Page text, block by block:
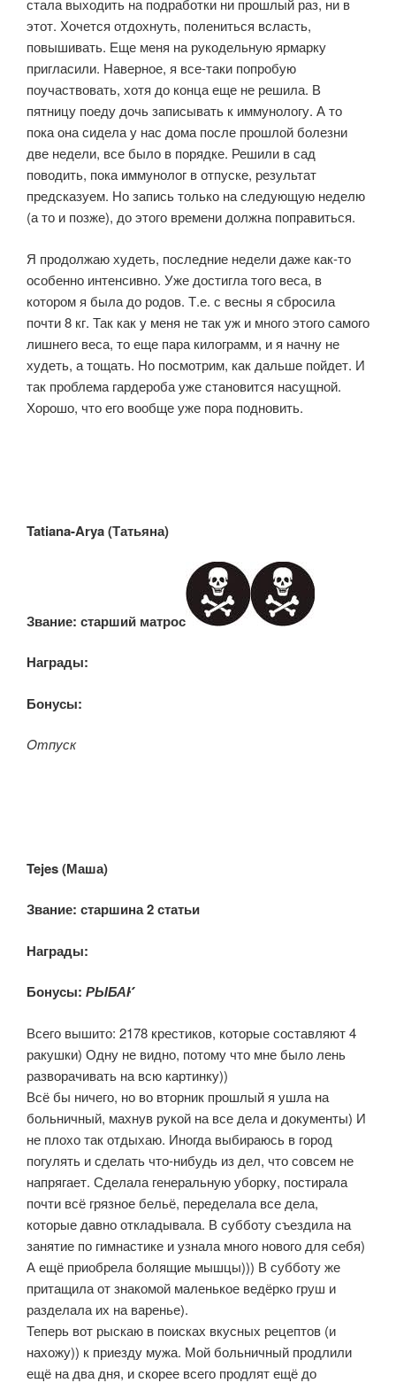
стала выходить на подработки ни прошлый раз, ни в
этот. Хочется отдохнуть, полениться всласть,
повышивать. Еще меня на рукодельную ярмарку
пригласили. Наверное, я все-таки попробую
поучаствовать, хотя до конца еще не решила. В
пятницу поеду дочь записывать к иммунологу. А то
пока она сидела у нас дома после прошлой болезни
две недели, все было в порядке. Решили в сад
поводить, пока иммунолог в отпуске, результат
предсказуем. Но запись только на следующую неделю
(а то и позже), до этого времени должна поправиться.
Я продолжаю худеть, последние недели даже как-то
особенно интенсивно. Уже достигла того веса, в
котором я была до родов. Т.е. с весны я сбросила
почти 8 кг. Так как у меня не так уж и много этого самого
лишнего веса, то еще пара килограмм, и я начну не
худеть, а тощать. Но посмотрим, как дальше пойдет. И
так проблема гардероба уже становится насущной.
Хорошо, что его вообще уже пора подновить.
Tatiana-Arya (Татьяна)
Звание: старший матрос
Награды:
Бонусы:
Oтпуск
Tejes (Маша)
Звание: старшина 2 статьи
Награды:
Бонусы: РЫБАК
Всего вышито: 2178 крестиков, которые составляют 4
ракушки) Одну не видно, потому что мне было лень
разворачивать на всю картинку))
Всё бы ничего, но во вторник прошлый я ушла на
больничный, махнув рукой на все дела и документы) И
не плохо так отдыхаю. Иногда выбираюсь в город
погулять и сделать что-нибудь из дел, что совсем не
напрягает. Сделала генеральную уборку, постирала
почти всё грязное бельё, переделала все дела,
которые давно откладывала. В субботу съездила на
занятие по гимнастике и узнала много нового для себя)
А ещё приобрела болящие мышцы))) В субботу же
притащила от знакомой маленькое ведёрко груш и
разделала их на варенье).
Теперь вот рыскаю в поисках вкусных рецептов (и
нахожу)) к приезду мужа. Мой больничный продлили
ещё на два дня, и скорее всего продлят ещё до